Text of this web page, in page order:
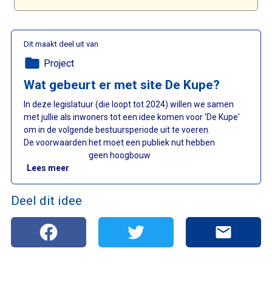
Dit maakt deel uit van
folder Project
Wat gebeurt er met site De Kupe?
In deze legislatuur (die loopt tot 2024) willen we samen
met jullie als inwoners tot een idee komen voor 'De Kupe'
om in de volgende bestuursperiode uit te voeren.
De voorwaarden:het moet een publiek nut hebben
geen hoogbouw
Lees meer
Deel dit idee
mail